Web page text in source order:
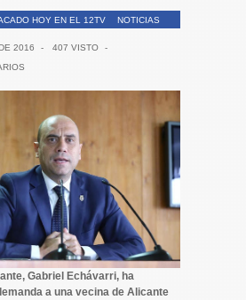
HOY EN EL 12TV
NOTICIAS
2016
- 407 VISTO
-
Gabriel Echávarri, ha
a una vecina de Alicante